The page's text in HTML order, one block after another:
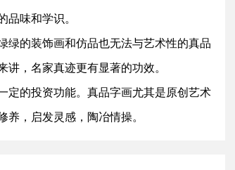
品味和学识。
绿的装饰画和仿品也无法与艺术性的真品
，名家真迹更有显著的功效。
定的投资功能。真品字画尤其是原创艺术
，启发灵感，陶冶情操。